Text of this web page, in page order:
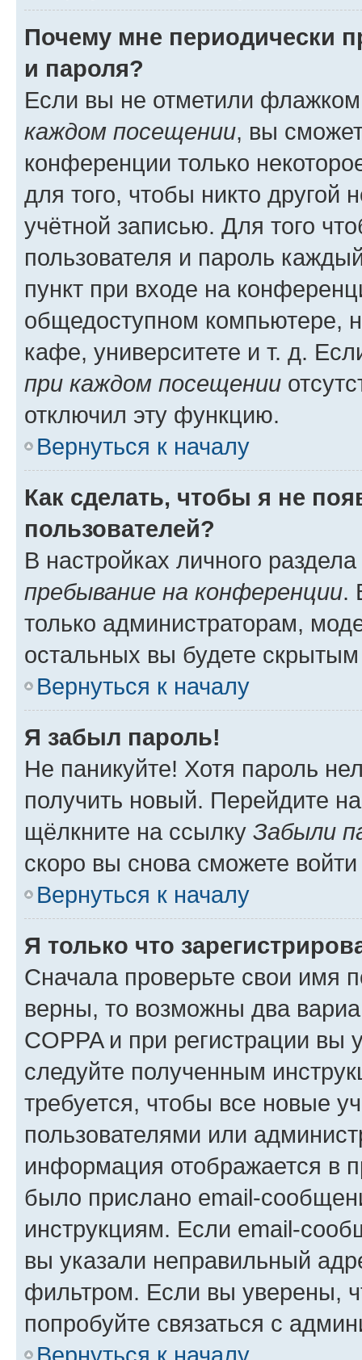
Почему мне периодически
и пароля?
Если вы не отметили
каждом посещении, вы
конференции только
для того, чтобы никто другой
учётной записью. Для того
пользователя и пароль
пункт при входе на
общедоступном компьютере,
кафе, университете и т. д.
при каждом посещении
отключил эту функцию.
Вернуться к началу
Как сделать, чтобы я не
пользователей?
В настройках личного
пребывание на конференции.
только администраторам,
остальных вы будете
Вернуться к началу
Я забыл пароль!
Не паникуйте! Хотя пароль
получить новый. Перейдите
щёлкните на ссылку Забыли
скоро вы снова сможете
Вернуться к началу
Я только что
Сначала проверьте свои имя
верны, то возможны два
COPPA и при регистрации вы
следуйте полученным
требуется, чтобы все новые
пользователями или
информация отображается в
было прислано email-
инструкциям. Если email-
вы указали неправильный
фильтром. Если вы уверены,
попробуйте связаться с
Вернуться к началу